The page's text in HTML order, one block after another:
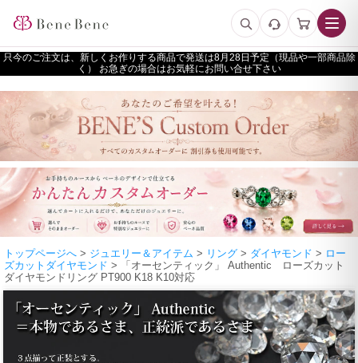
只今のご注文は、新しくお作りする商品で発送は
予定（現品や一部商品除
く） お急ぎの場合はお気軽にお問い合せ下さい
トップページへ > ジュエリー＆アイテム > リング > ダイヤモンド > ロー
ズカットダイヤモンド > 「オーセンティック」 Authentic ローズカット
ダイヤモンドリング PT900 K18 K10対応